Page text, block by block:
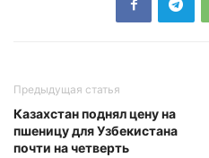
Предыдущая статья
Казахстан поднял цену на
пшеницу для Узбекистана
почти на четверть